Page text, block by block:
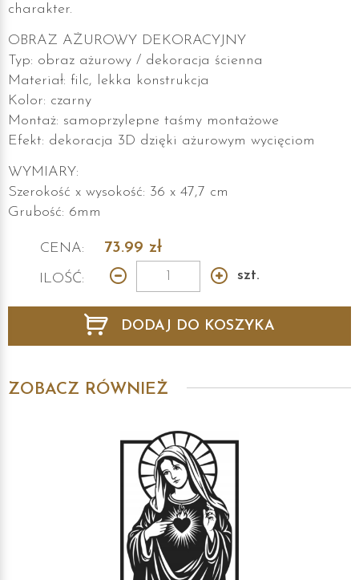
charakter.
OBRAZ AŻUROWY DEKORACYJNY
Typ: obraz ażurowy / dekoracja ścienna
Materiał: filc, lekka konstrukcja
Kolor: czarny
Montaż: samoprzylepne taśmy montażowe
Efekt: dekoracja 3D dzięki ażurowym wycięciom
WYMIARY:
Szerokość x wysokość: 36 x 47,7 cm
Grubość: 6mm
CENA: 73.99 zł
ILOŚĆ: szt.
DODAJ DO KOSZYKA
ZOBACZ RÓWNIEŻ